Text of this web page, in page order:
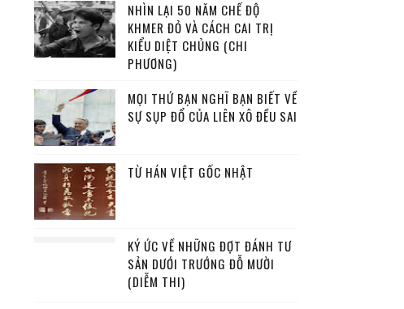
NHÌN LẠI 50 NĂM CHẾ ĐỘ
KHMER ĐỎ VÀ CÁCH CAI TRỊ
KIỂU DIỆT CHỦNG (CHI
PHƯƠNG)
MỌI THỨ BẠN NGHĨ BẠN BIẾT VỀ
SỰ SỤP ĐỔ CỦA LIÊN XÔ ĐỀU SAI
TỪ HÁN VIỆT GỐC NHẬT
KÝ ỨC VỀ NHỮNG ĐỢT ĐÁNH TƯ
SẢN DƯỚI TRƯỚNG ĐỖ MƯỜI
(DIỄM THI)